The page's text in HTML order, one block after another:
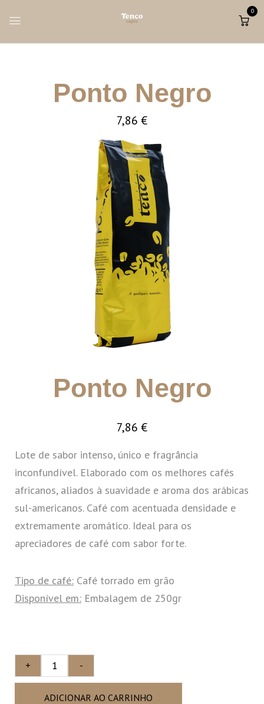
0
Ponto Negro
7,86 €
Ponto Negro
7,86 €
Lote de sabor intenso, único e fragrância
inconfundível. Elaborado com os melhores cafés
africanos, aliados à suavidade e aroma dos arábicas
sul-americanos. Café com acentuada densidade e
extremamente aromático. Ideal para os
apreciadores de café com sabor forte.
Tipo de café: Café torrado em grão
Disponível em: Embalagem de 250gr
+ -
ADICIONAR AO CARRINHO